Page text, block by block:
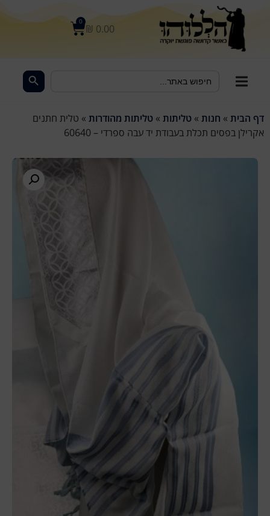
₪ 0.00
0
for:
דף הבית » חנות » טליתות » טליתות מהודרות » טלית חתנים
אקרילן בפסים תכלת בעבודת יד עבה ספרדי – 60640